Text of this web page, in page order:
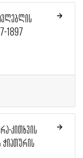
1897
კითხვის